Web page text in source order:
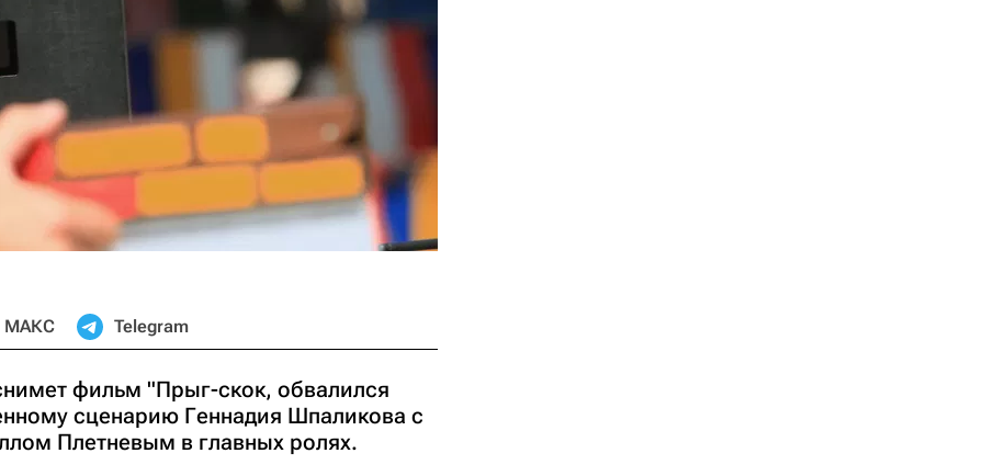
МАКС Telegram
фильм "Прыг-скок, обвалился
сценарию Геннадия Шпаликова с
Плетневым в главных ролях.